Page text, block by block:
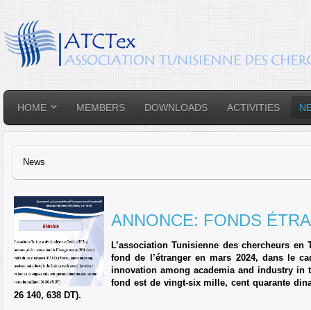
HOME MEMBERS DOWNLOADS ACTIVITIES
News
ANNONCE: FONDS
L’association Tunisienne des chercheurs en
fond de l’étranger en mars 2024, dans le
innovation among academia and industry in
fond est de vingt-six mille, cent quarante
26 140, 638 DT).